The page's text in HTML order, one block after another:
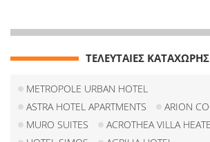
ΤΕΛΕΥΤΑΙΕΣ
METROPOLE URBAN HOTEL
ASTRA HOTEL APARTMENTS
ARION
MURO SUITES
ACROTHEA VILLA